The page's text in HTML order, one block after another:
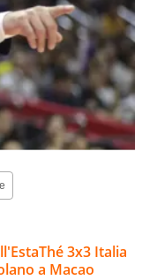
3x3 Italia
a Macao